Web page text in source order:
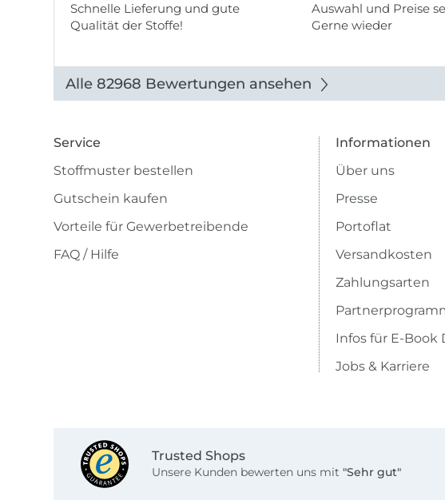
Schnelle Lieferung und gute
Qualität der Stoffe!
Auswahl und Preise
Gerne wieder
Alle 82968 Bewertungen ansehen
Service
Stoffmuster bestellen
Gutschein kaufen
Vorteile für Gewerbetreibende
FAQ / Hilfe
Informationen
Über uns
Presse
Portoflat
Versandkosten
Zahlungsarten
Infos für E-Book
Jobs & Karriere
Trusted Shops
Unsere Kunden bewerten uns mit "Sehr gut"